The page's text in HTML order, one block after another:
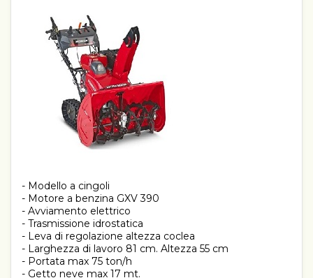
- Modello a cingoli
- Motore a benzina GXV 390
- Avviamento elettrico
- Trasmissione idrostatica
- Leva di regolazione altezza coclea
- Larghezza di lavoro 81 cm. Altezza 55 cm
- Portata max 75 ton/h
- Getto neve max 17 mt.